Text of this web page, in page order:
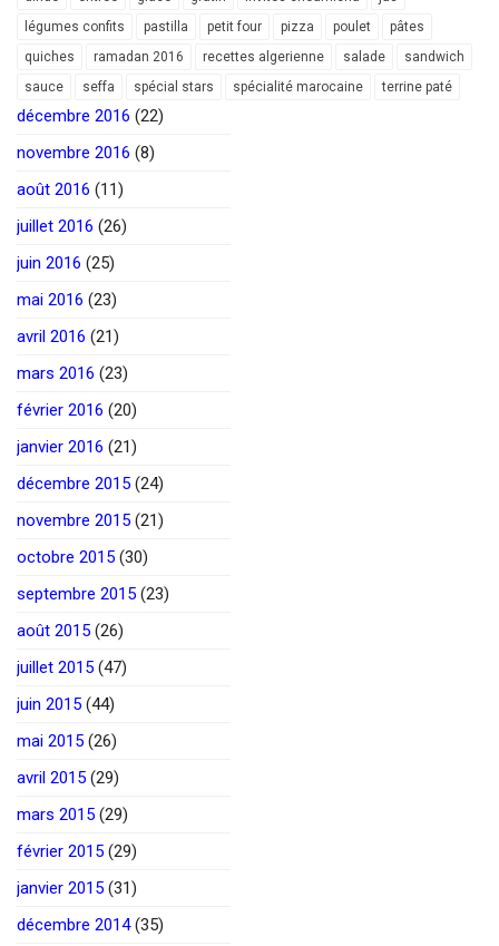
légumes confits
pastilla petit four pizza poulet
pâtes
quiches
ramadan 2016 recettes algerienne salade
sandwich
sauce
seffa spécial stars spécialité marocaine terrine paté
décembre 2016 (22)
novembre 2016 (8)
août 2016 (11)
juillet 2016 (26)
juin 2016 (25)
mai 2016 (23)
avril 2016 (21)
mars 2016 (23)
février 2016 (20)
janvier 2016 (21)
décembre 2015 (24)
novembre 2015 (21)
octobre 2015 (30)
septembre 2015 (23)
août 2015 (26)
juillet 2015 (47)
juin 2015 (44)
mai 2015 (26)
avril 2015 (29)
mars 2015 (29)
février 2015 (29)
janvier 2015 (31)
décembre 2014(35)